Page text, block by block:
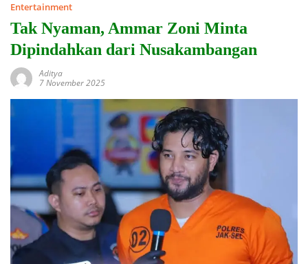
Entertainment
Tak Nyaman, Ammar Zoni Minta
Dipindahkan dari Nusakambangan
Aditya
7 November 2025